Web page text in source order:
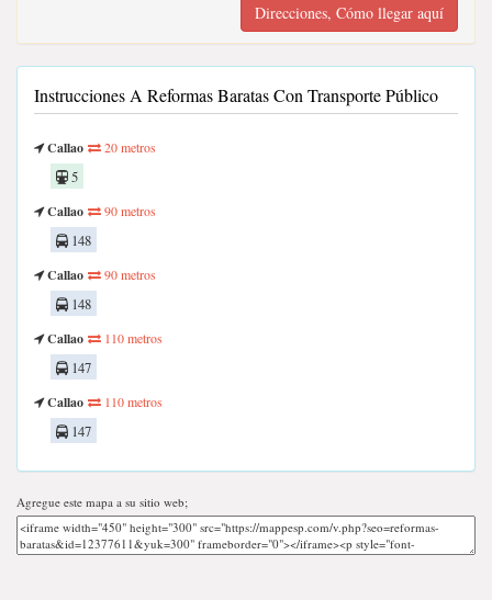
Direcciones, Cómo llegar aquí
Instrucciones A Reformas Baratas Con Transporte Público
Callao 20 metros
5
Callao
90 metros
148
Callao
90 metros
148
Callao
110 metros
147
Callao
110 metros
147
Agregue este mapa a su sitio web;